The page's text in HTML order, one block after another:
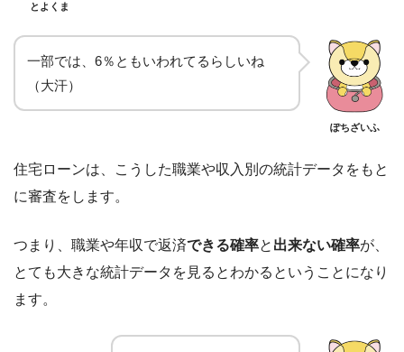
とよくま
一部では、6％ともいわれてるらしいね
（大汗）
ぽちざいふ
住宅ローンは、こうした職業や収入別の統計データをもと
に審査をします。
つまり、職業や年収で返済できる確率と 出来ない確率が、
とても大きな統計データを見るとわかるということになり
ます。